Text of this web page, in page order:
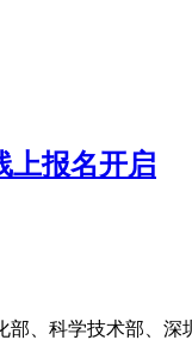
上报名开启
、科学技术部、